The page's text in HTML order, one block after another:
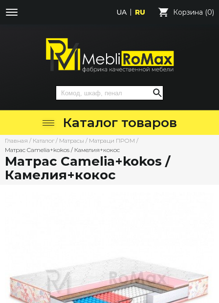
UA RU Корзина (0)
Каталог товаров
Главная / Каталог / Матрасы / Матраци ПРОМ /
Матрас Camelia+kokos / Камелия+кокос
Матрас Camelia+kokos /
Камелия+кокос